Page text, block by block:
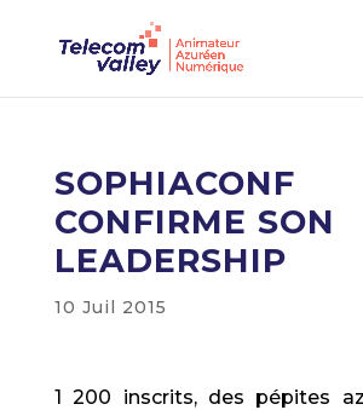
SOPHIACONF
CONFIRME SON
LEADERSHIP
10 Juil 2015
1 200 inscrits, des pépites